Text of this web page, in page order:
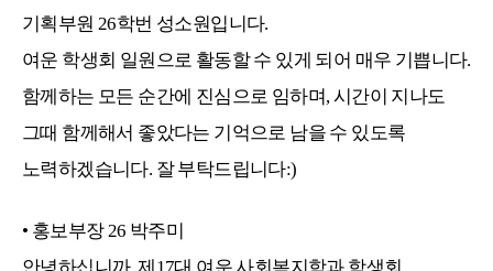
기획부원 26학번 성소원입니다.
여운 학생회 일원으로 활동할 수 있게 되어 매우 기쁩니다.
함께하는 모든 순간에 진심으로 임하며, 시간이 지나도
그때 함께해서 좋았다는 기억으로 남을 수 있도록
노력하겠습니다. 잘 부탁드립니다:)
• 홍보부장26 박주미